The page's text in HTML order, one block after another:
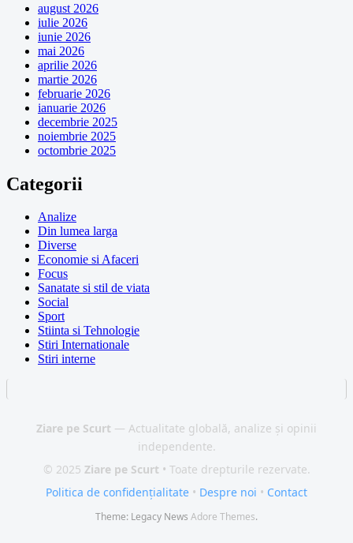
august 2026
iulie 2026
iunie 2026
mai 2026
aprilie 2026
martie 2026
februarie 2026
ianuarie 2026
decembrie 2025
noiembrie 2025
octombrie 2025
Categorii
Analize
Din lumea larga
Diverse
Economie si Afaceri
Focus
Sanatate si stil de viata
Social
Sport
Stiinta si Tehnologie
Stiri Internationale
Stiri interne
Ziare pe Scurt — Actualitate globală, analize și opinii
independente.
© 2025 Ziare pe Scurt • Toate drepturile rezervate.
Politica de confidențialitate • Despre noi • Contact
Theme: Legacy News Adore Themes.